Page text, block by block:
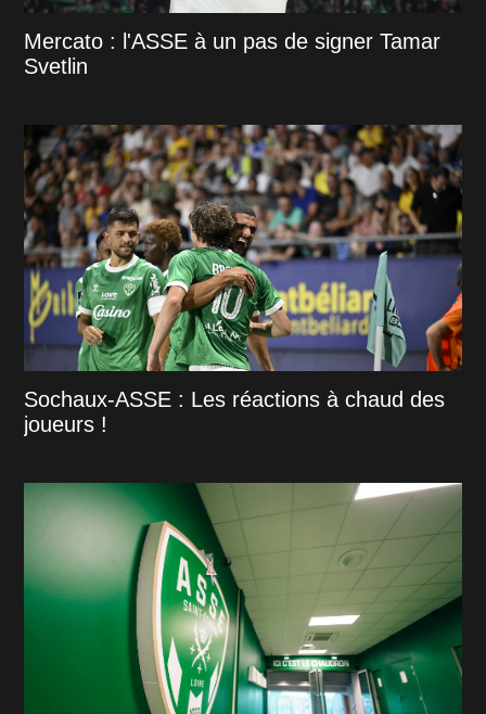
Mercato : l'ASSE à un pas de signer Tamar
Svetlin
Sochaux-ASSE : Les réactions à chaud des
joueurs !